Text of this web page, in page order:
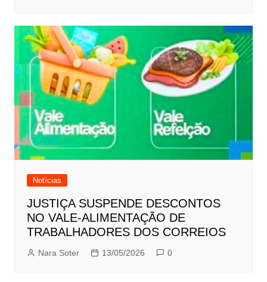
Notícias
JUSTIÇA SUSPENDE DESCONTOS
NO VALE-ALIMENTAÇÃO DE
TRABALHADORES DOS CORREIOS
Nara Soter 13/05/2026 0